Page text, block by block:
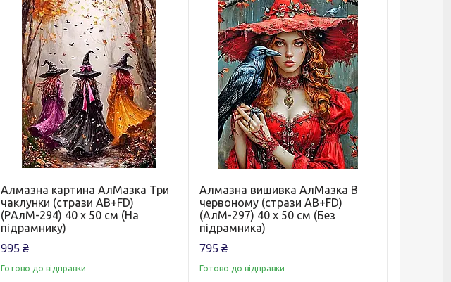
Алмазна картина АлМазка Три
чаклунки (стрази AB+FD)
(PАлМ-294) 40 х 50 см (На
підрамнику)
995 ₴
Готово до відправки
Алмазна вишивка АлМазка В
червоному (стрази AB+FD)
(АлМ-297) 40 х 50 см (Без
підрамника)
795 ₴
Готово до відправки